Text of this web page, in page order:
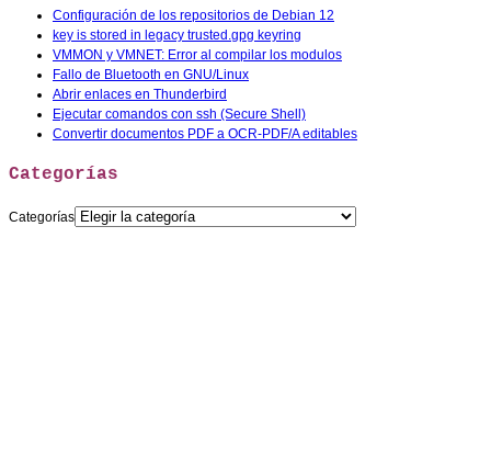
Configuración de los repositorios de Debian 12
key is stored in legacy trusted.gpg keyring
VMMON y VMNET: Error al compilar los modulos
Fallo de Bluetooth en GNU/Linux
Abrir enlaces en Thunderbird
Ejecutar comandos con ssh (Secure Shell)
Convertir documentos PDF a OCR-PDF/A editables
Categorías
Categorías